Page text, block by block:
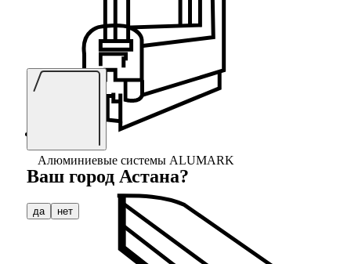
Алюминиевые системы ALUMARK
Ваш город Астана?
да нет